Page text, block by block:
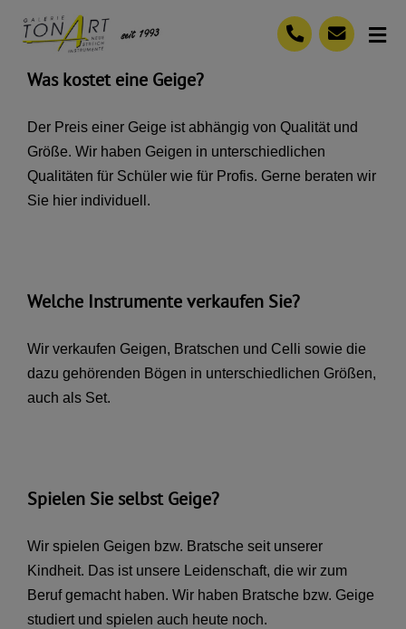
Ihre Vorteile
Unser Angebot
Häufig gestellte Fragen
Was kostet eine Geige?
Der Preis einer Geige ist abhängig von Qualität und
Größe. Wir haben Geigen in unterschiedlichen
Qualitäten für Schüler wie für Profis. Gerne beraten wir
Sie hier individuell.
Welche Instrumente verkaufen Sie?
Wir verkaufen Geigen, Bratschen und Celli sowie die
dazu gehörenden Bögen in unterschiedlichen Größen,
auch als Set.
Spielen Sie selbst Geige?
Wir spielen Geigen bzw. Bratsche seit unserer
Kindheit. Das ist unsere Leidenschaft, die wir zum
Beruf gemacht haben. Wir haben Bratsche bzw. Geige
studiert und spielen auch heute noch.